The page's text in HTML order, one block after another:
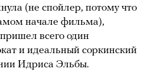
(не спойлер, потому что
начале фильма),
всего один
и идеальный соркинский
Идриса Эльбы.